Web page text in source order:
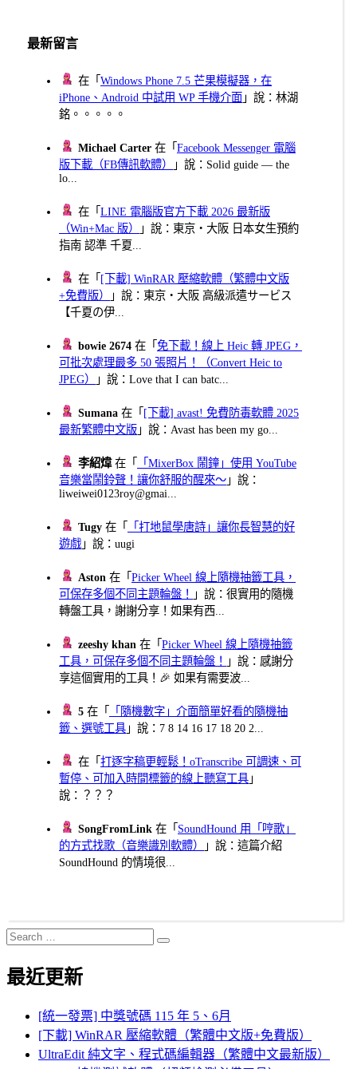
最新留言
在「Windows Phone 7.5 芒果模擬器，在
iPhone、Android 中試用 WP 手機介面 」說：林湖
銘。。。。。
Michael Carter 在「Facebook Messenger 電腦
版下載（FB傳訊軟體）
」說：Solid guide — the
lo...
在「LINE 電腦版官方下載 2026 最新版
（Win+Mac 版）
」說：東京・大阪 日本女生預約
指南 認準 千夏...
在「 [下載] WinRAR 壓縮軟體（繁體中文版
+免費版）
」說：東京・大阪 高級派遣サービス
【千夏の伊...
bowie 2674 在「免下載！線上 Heic 轉 JPEG，
可批次處理最多 50 張照片！（Convert Heic to
JPEG）
」說：Love that I can batc...
Sumana 在「 [下載] avast! 免費防毒軟體 2025
最新繁體中文版 」說：Avast has been my go...
李紹煒在「
「MixerBox 鬧鐘」使用 YouTube
音樂當鬧鈴聲！讓你舒服的醒來～ 」說：
liweiwei0123roy@gmai...
Tugy 在「
「打地鼠學唐詩」讓你長智慧的好
遊戲 」說：uugi
Aston 在「Picker Wheel 線上隨機抽籤工具，
可保存多個不同主題輪盤！
」說：很實用的隨機
轉盤工具，謝謝分享！如果有西...
zeeshy khan 在「Picker Wheel 線上隨機抽籤
工具，可保存多個不同主題輪盤！
」說：感謝分
享這個實用的工具！🎉 如果有需要波...
5 在「
「隨機數字」介面簡單好看的隨機抽
籤、選號工具 」說：7 8 14 16 17 18 20 2...
在「打逐字稿更輕鬆！oTranscribe 可調速、可
暫停、可加入時間標籤的線上聽寫工具 」
說：？？？
SongFromLink 在「 SoundHound 用「哼歌」
的方式找歌（音樂識別軟體）
」說：這篇介紹
SoundHound 的情境很...
Search
for:
Search
最近更新
[統一發票] 中獎號碼 115 年 5、6月
[下載] WinRAR 壓縮軟體（繁體中文版+免費版）
UltraEdit 純文字、程式碼編輯器（繁體中文最新版）